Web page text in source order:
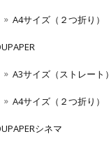
A4サイズ（２つ折り）
A3サイズ（ストレート）
A4サイズ（２つ折り）
シネマ